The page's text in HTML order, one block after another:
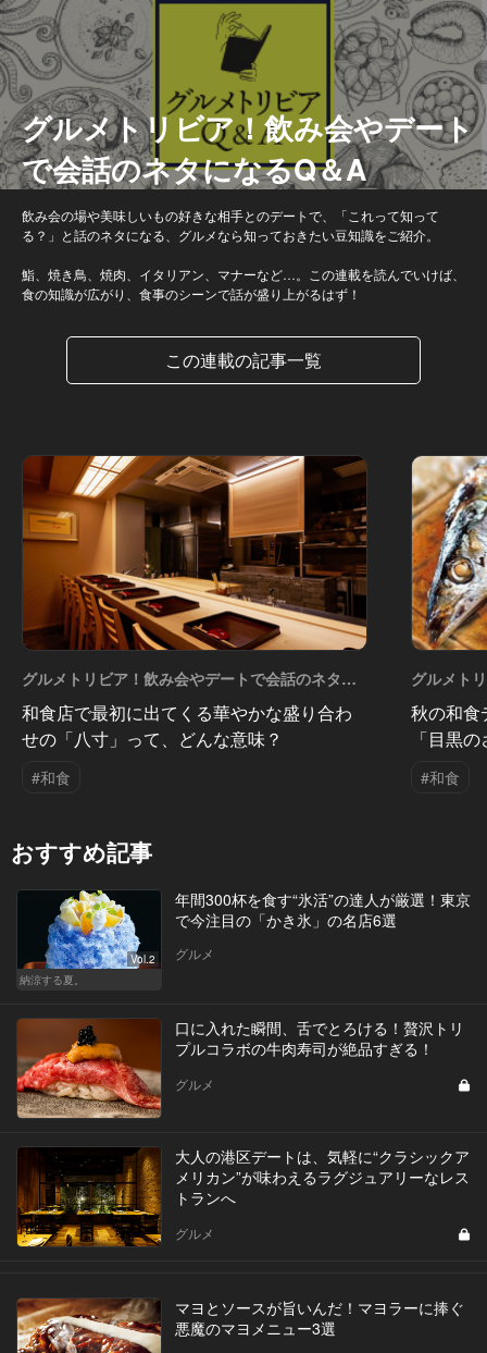
グルメトリビア！飲み会やデート
で会話のネタになるQ＆A
飲み会の場や美味しいもの好きな相手とのデートで、「これって知って
る？」と話のネタになる、グルメなら知っておきたい豆知識をご紹介。
鮨、焼き鳥、焼肉、イタリアン、マナーなど…。この連載を読んでいけば、
食の知識が広がり、食事のシーンで話が盛り上がるはず！
この連載の記事一覧
グルメトリビア！飲み会やデートで会話のネタに
なるQ＆A Vol.16
和食店で最初に出てくる華やかな盛り合わ
せの「八寸」って、どんな意味？
#和食
グルメト
なるQ＆A
秋の和食
「目黒
#和食
おすすめ記事
Vol.2
納涼する夏。
年間300杯を食す“氷活”の達人が厳選！東京
で今注目の「かき氷」の名店6選
グルメ
口に入れた瞬間、舌でとろける！贅沢トリ
プルコラボの牛肉寿司が絶品すぎる！
グルメ
大人の港区デートは、気軽に“クラシックア
メリカン”が味わえるラグジュアリーなレス
トランへ
グルメ
マヨとソースが旨いんだ！マヨラーに捧ぐ
悪魔のマヨメニュー3選